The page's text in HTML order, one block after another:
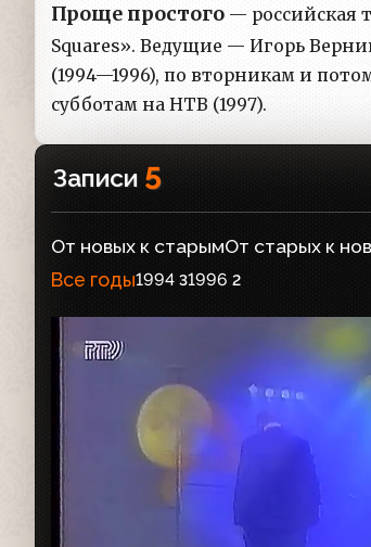
Проще простого — российская
Squares». Ведущие — Игорь
(1994—1996), по вторникам и
субботам на НТВ (1997).
Записи 5
От новых к старымОт старых к
Все годы1994 31996 2